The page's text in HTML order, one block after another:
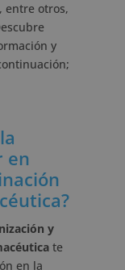
entre otros,
y
en
y
te
en la